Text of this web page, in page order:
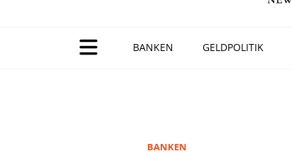
BANKEN GELDPOLITIK
BANKEN